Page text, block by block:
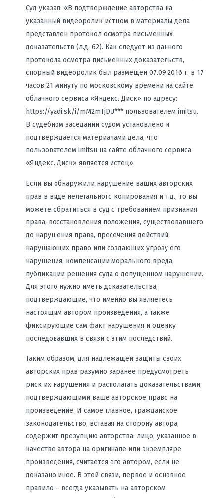
Суд указал: «В подтверждение авторства на
указанный видеоролик истцом в материалы дела
представлен протокол осмотра письменных
доказательств (л.д. 62). Как следует из данного
протокола осмотра письменных доказательств,
спорный видеоролик был размещен 07.09.2016 г. в 17
часов 21 минуту по московскому времени на сайте
облачного сервиса «Яндекс. Диск» по адресу:
https://yadi.sk/i/mM2mTjDU*** пользователем imitsu.
В судебном заседании судом установлено и
подтверждается материалами дела, что
пользователем imitsu на сайте облачного сервиса
«Яндекс. Диск» является истец».
Если вы обнаружили нарушение ваших авторских
прав в виде нелегального копирования и т.д., то вы
можете обратиться в суд с требованием признания
права, восстановления положения, существовавшего
до нарушения права, пресечения действий,
нарушающих право или создающих угрозу его
нарушения, компенсации морального вреда,
публикации решения суда о допущенном нарушении.
Для этого нужно иметь доказательства,
подтверждающие, что именно вы являетесь
настоящим автором произведения, а также
фиксирующие сам факт нарушения и оценку
последовавших в связи с этим последствий.
Таким образом, для надлежащей защиты своих
авторских прав разумно заранее предусмотреть
риск их нарушения и располагать доказательствами,
подтверждающими ваше авторское право на
произведение. И самое главное, гражданское
законодательство, вставая на сторону автора,
содержит презупцию авторства: лицо, указанное в
качестве автора на оригинале или экземпляре
произведения, считается его автором, если не
доказано иное. В этой связи, первое и основное
правило – всегда указывать на авторском